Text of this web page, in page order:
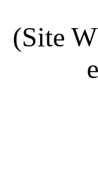
(Site